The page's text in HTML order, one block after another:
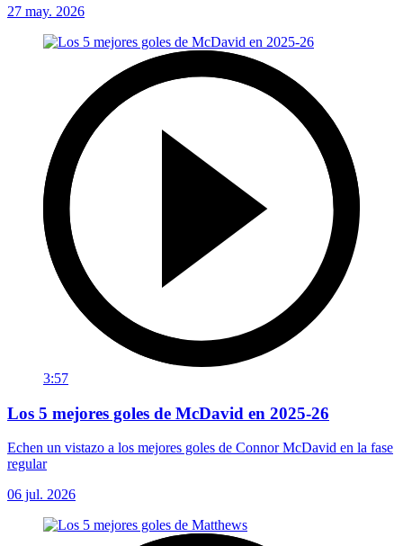
27 may. 2026
3:57
Los 5 mejores goles de McDavid en 2025-26
Echen un vistazo a los mejores goles de Connor McDavid en la fase
regular
06 jul. 2026